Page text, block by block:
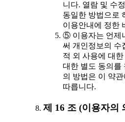
니다. 열람 및 수
동일한 방법으로
이용안내에 정한
⑤ 이용자는 언제
써 개인정보의 수
적 외 사용에 대
대한 별도 동의를
의 방법은 이 약
따릅니다.
제 16 조 (이용자의